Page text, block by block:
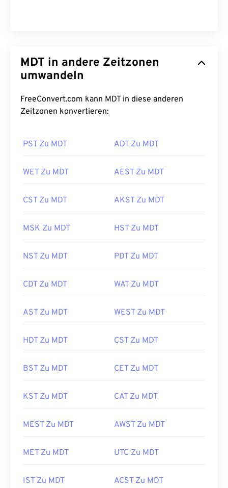
MDT in andere Zeitzonen
umwandeln
FreeConvert.com kann MDT in diese anderen
Zeitzonen konvertieren:
PST Zu MDT ADT Zu MDT
WET Zu MDT AEST Zu MDT
CST Zu MDT AKST Zu MDT
MSK Zu MDT HST Zu MDT
NST Zu MDT PDT Zu MDT
CDT Zu MDT WAT Zu MDT
AST Zu MDT WEST Zu MDT
HDT Zu MDT CST Zu MDT
BST Zu MDT CET Zu MDT
KST Zu MDT CAT Zu MDT
MEST Zu MDT AWST Zu MDT
MET Zu MDT UTC Zu MDT
IST Zu MDT ACST Zu MDT